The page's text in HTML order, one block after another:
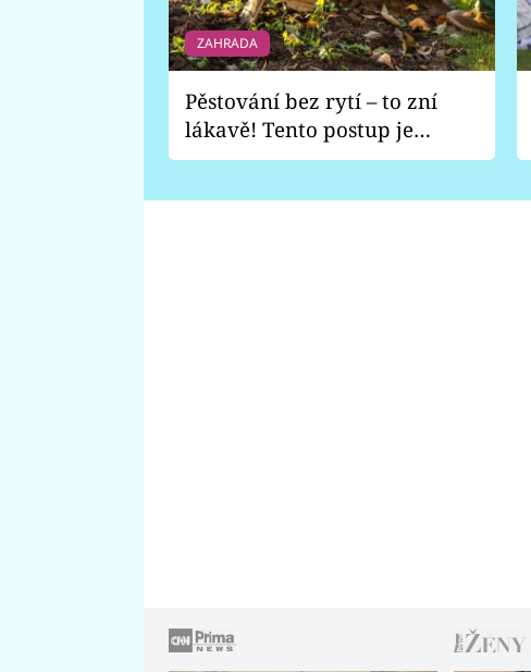
ZAHRADA
Pěstování bez rytí – to zní
lákavě! Tento postup je
vhodný jen pro některé